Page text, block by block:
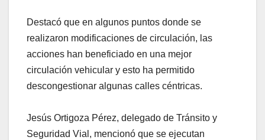
Destacó que en algunos puntos donde se
realizaron modificaciones de circulación, las
acciones han beneficiado en una mejor
circulación vehicular y esto ha permitido
descongestionar algunas calles céntricas.
Jesús Ortigoza Pérez, delegado de Tránsito y
Seguridad Vial, mencionó que se ejecutan